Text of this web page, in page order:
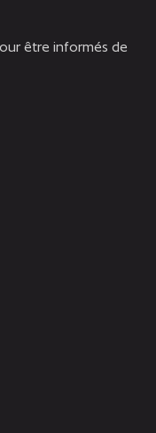
être informés de